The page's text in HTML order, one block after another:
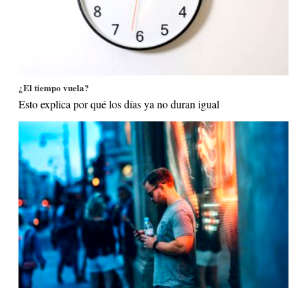
¿El tiempo vuela?
Esto explica por qué los días ya no duran igual